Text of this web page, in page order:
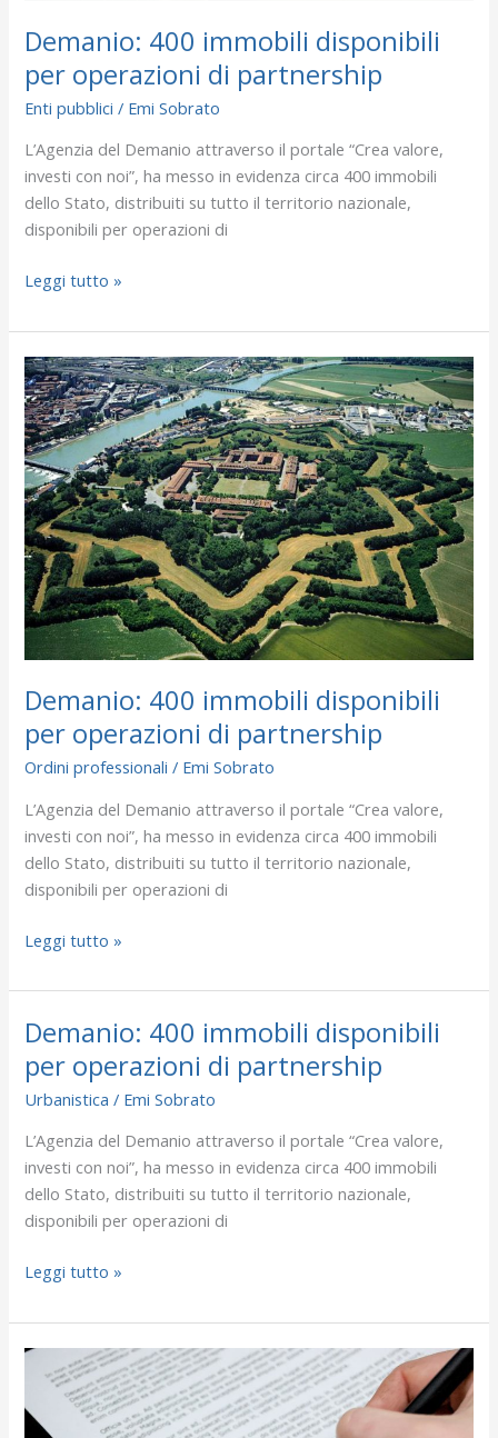
Demanio: 400 immobili disponibili
per operazioni di partnership
Enti pubblici / Emi Sobrato
L’Agenzia del Demanio attraverso il portale “Crea valore,
investi con noi”, ha messo in evidenza circa 400 immobili
dello Stato, distribuiti su tutto il territorio nazionale,
disponibili per operazioni di
Leggi tutto »
Demanio: 400 immobili disponibili
per operazioni di partnership
Ordini professionali / Emi Sobrato
L’Agenzia del Demanio attraverso il portale “Crea valore,
investi con noi”, ha messo in evidenza circa 400 immobili
dello Stato, distribuiti su tutto il territorio nazionale,
disponibili per operazioni di
Demanio:
400
immobili
disponibili
per
operazioni
di
partnership
Leggi tutto »
Demanio: 400 immobili disponibili
per operazioni di partnership
Urbanistica / Emi Sobrato
L’Agenzia del Demanio attraverso il portale “Crea valore,
investi con noi”, ha messo in evidenza circa 400 immobili
dello Stato, distribuiti su tutto il territorio nazionale,
disponibili per operazioni di
Demanio:
immobili
disponibili
per
operazioni
di
partnership
Leggi tutto »
Affitto
immobile
alla